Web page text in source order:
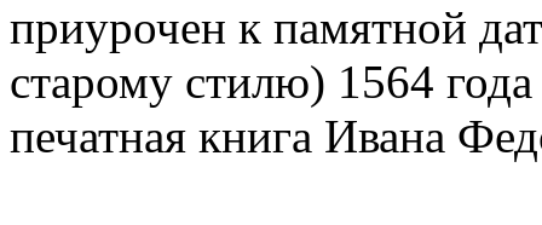
приурочен к памятной
старому стилю) 1564
печатная книга Ивана